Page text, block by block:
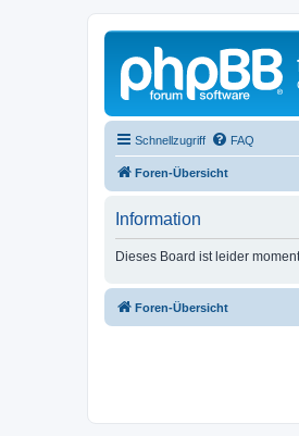
Schnellzugriff FAQ
Foren-Übersicht
Information
Dieses Board ist leider
Foren-Übersicht